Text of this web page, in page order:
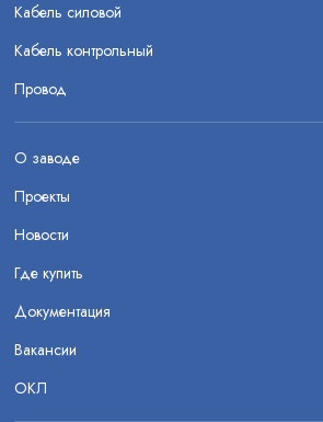
Кабель силовой
Кабель контрольный
Провод
О заводе
Проекты
Новости
Где купить
Документация
Вакансии
ОКЛ